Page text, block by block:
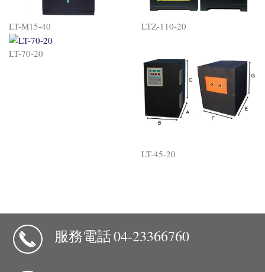
LT-M15-40 LTZ-110-20
LT-70-20
LT-45-20
服務電話04-23366760